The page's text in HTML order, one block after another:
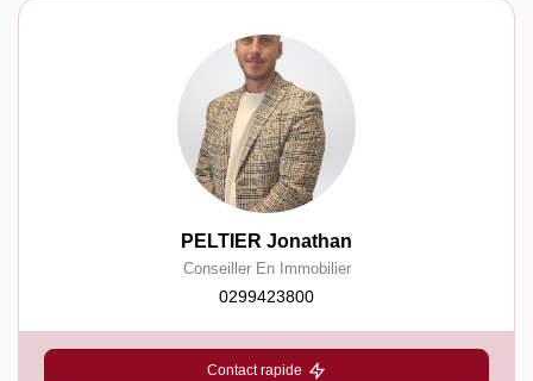
PELTIER Jonathan
Conseiller En Immobilier
0299423800
Contact rapide